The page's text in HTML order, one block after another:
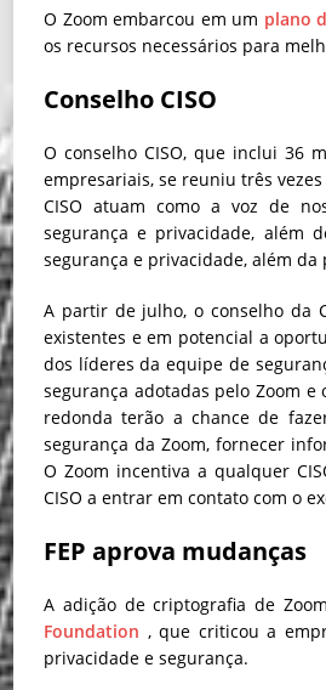
O Zoom embarcou em um plano
os recursos necessários para
Conselho CISO
O conselho CISO, que inclui 36
empresariais, se reuniu três
CISO atuam como a voz de
segurança e privacidade, além
segurança e privacidade, além da
A partir de julho, o conselho da
existentes e em potencial a
dos líderes da equipe de
segurança adotadas pelo Zoom
redonda terão a chance de
segurança da Zoom, fornecer
O Zoom incentiva a qualquer
CISO a entrar em contato com o
FEP aprova mudanças
A adição de criptografia de
Foundation , que criticou a
privacidade e segurança.